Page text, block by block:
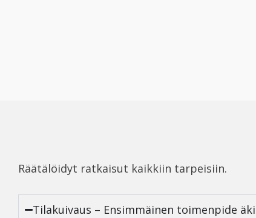
Räätälöidyt ratkaisut kaikkiin tarpeisiin.
Tilakuivaus – Ensimmäinen toimenpide